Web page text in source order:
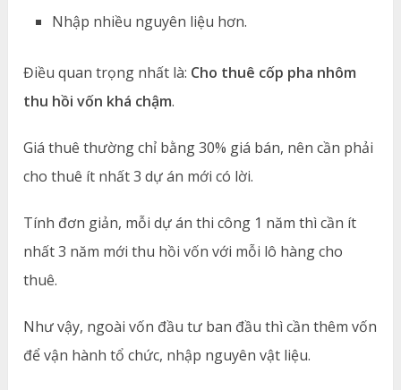
Nhập nhiều nguyên liệu hơn.
Điều quan trọng nhất là: Cho thuê cốp pha nhôm
thu hồi vốn khá chậm.
Giá thuê thường chỉ bằng 30% giá bán, nên cần phải
cho thuê ít nhất 3 dự án mới có lời.
Tính đơn giản, mỗi dự án thi công 1 năm thì cần ít
nhất 3 năm mới thu hồi vốn với mỗi lô hàng cho
thuê.
Như vậy, ngoài vốn đầu tư ban đầu thì cần thêm vốn
để vận hành tổ chức, nhập nguyên vật liệu.